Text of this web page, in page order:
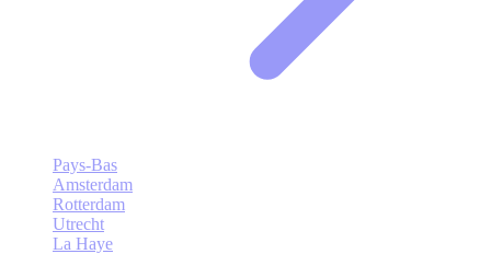
Pays-Bas
Amsterdam
Rotterdam
Utrecht
La Haye